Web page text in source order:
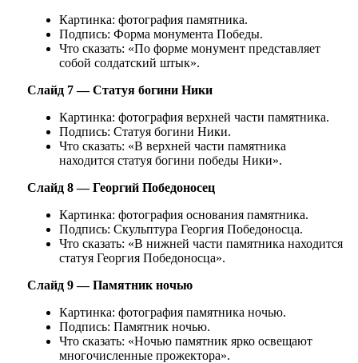
Картинка: фотография памятника.
Подпись: Форма монумента Победы.
Что сказать: «По форме монумент представляет
собой солдатский штык».
Слайд 7 — Статуя богини Ники
Картинка: фотография верхней части памятника.
Подпись: Статуя богини Ники.
Что сказать: «В верхней части памятника
находится статуя богини победы Ники».
Слайд 8 — Георгий Победоносец
Картинка: фотография основания памятника.
Подпись: Скульптура Георгия Победоносца.
Что сказать: «В нижней части памятника находится
статуя Георгия Победоносца».
Слайд 9 — Памятник ночью
Картинка: фотография памятника ночью.
Подпись: Памятник ночью.
Что сказать: «Ночью памятник ярко освещают
многочисленные прожектора».